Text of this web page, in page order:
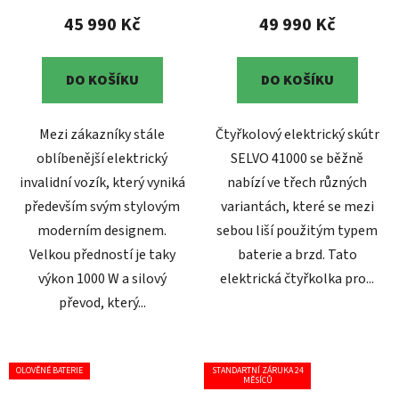
45 990 Kč
DO KOŠÍKU
Mezi zákazníky stále
oblíbenější elektrický
invalidní vozík, který vyniká
především svým stylovým
moderním designem.
Velkou předností je taky
výkon 1000 W a silový
převod, který...
49 990 Kč
DO KOŠÍKU
Čtyřkolový elektrický skútr
SELVO 41000 se běžně
nabízí ve třech různých
variantách, které se mezi
sebou liší použitým typem
baterie a brzd. Tato
elektrická čtyřkolka pro...
OLOVĚNÉ BATERIE STANDARTNÍ ZÁRUKA 24
MĚSÍCŮ